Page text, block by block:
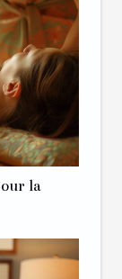
la